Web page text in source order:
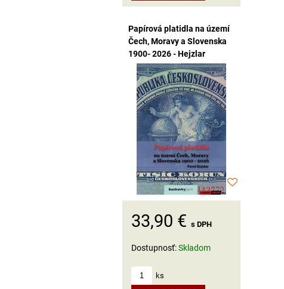
Papírová platidla na území
Čech, Moravy a Slovenska
1900- 2026 - Hejzlar
33,90 € s DPH
Dostupnosť:Skladom
ks